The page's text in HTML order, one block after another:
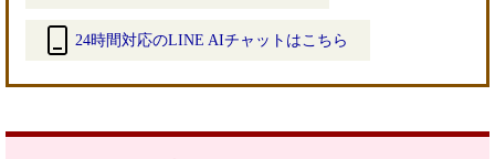
24時間対応のLINE AIチャットはこちら
リ